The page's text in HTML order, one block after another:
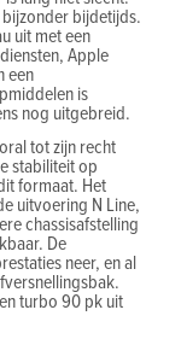
bijdetijds.
uit met een
Apple
een
is
nog uitgebreid.
tot zijn recht
stabiliteit op
formaat. Het
uitvoering N Line,
chassisafstelling
De
neer, en al
turbo 90 pk uit